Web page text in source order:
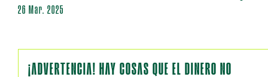
26 Mar. 2025
¡ADVERTENCIA! HAY COSAS QUE EL DINERO NO